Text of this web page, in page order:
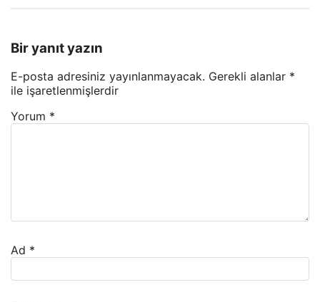
Bir yanıt yazın
E-posta adresiniz yayınlanmayacak. Gerekli alanlar *
ile işaretlenmişlerdir
Yorum *
Ad *